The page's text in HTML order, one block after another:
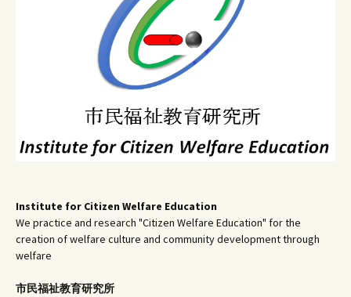
Institute for Citizen Welfare Education
We practice and research "Citizen Welfare Education" for the
creation of welfare culture and community development through
welfare
市民福祉教育研究所